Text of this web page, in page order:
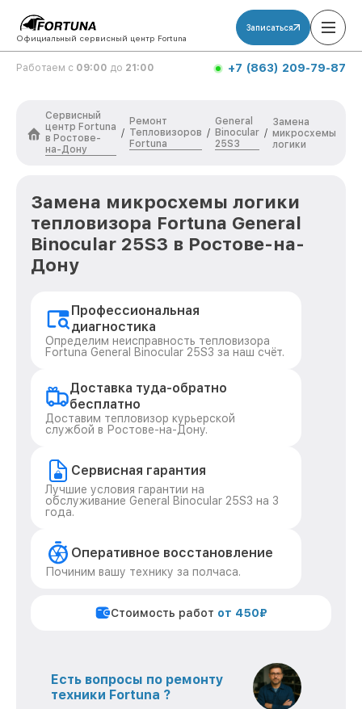
Официальный сервисный центр Fortuna
Записаться
Работаем с 09:00 до 21:00 +7 (863) 209-79-87
Сервисный
центр Fortuna
в Ростове-
на-Дону
/
Ремонт
Тепловизоров
Fortuna
/
General
Binocular
25S3
/
Замена
микросхемы
логики
Замена микросхемы логики
тепловизора Fortuna General
Binocular 25S3 в Ростове-на-
Дону
Профессиональная
диагностика
Определим неисправность тепловизора
Fortuna General Binocular 25S3 за наш счёт.
Доставка туда-обратно
бесплатно
Доставим тепловизор курьерской
службой в Ростове-на-Дону.
Сервисная гарантия
Лучшие условия гарантии на
обслуживание General Binocular 25S3 на 3
года.
Оперативное восстановление
Починим вашу технику за полчаса.
Стоимость работ от 450₽
Есть вопросы по ремонту
техники Fortuna ?